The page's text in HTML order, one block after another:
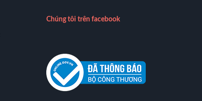
Chúng tôi trên facebook